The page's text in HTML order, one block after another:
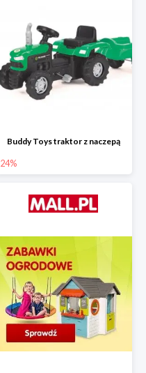
Buddy Toys traktor z naczepą
24%